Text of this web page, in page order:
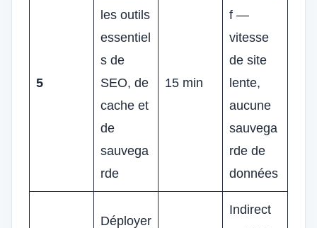
5
les outils
essentiel
s de
SEO, de
cache et
de
sauvega
rde
15 min
f —
vitesse
de site
lente,
aucune
sauvega
rde de
données
Déployer
Indirect